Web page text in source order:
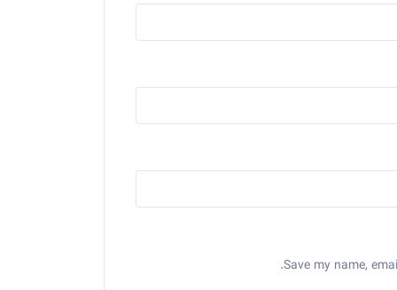
Save my name,